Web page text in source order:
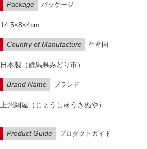
Package パッケージ
14.5×8×4cm
Country of Manufacture 生産国
日本製（群馬県みどり市）
Brand Name ブランド
上州絹屋（じょうしゅうきぬや）
Product Guide プロダクトガイド